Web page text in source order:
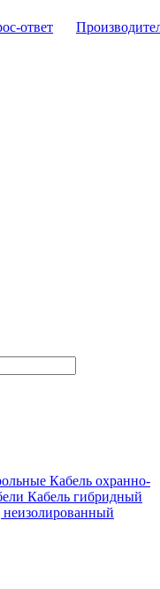
ответ
Кабель охранно-
Кабель гибридный